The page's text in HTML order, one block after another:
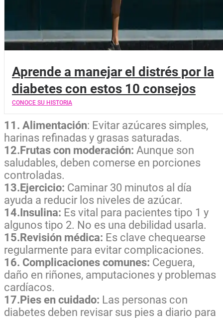
Aprende a manejar el distrés por la
diabetes con estos 10 consejos
CONOCE SU HISTORIA
11. Alimentación: Evitar azúcares simples,
harinas refinadas y grasas saturadas.
12.Frutas con moderación: Aunque son
saludables, deben comerse en porciones
controladas.
13.Ejercicio: Caminar 30 minutos al día
ayuda a reducir los niveles de azúcar.
14.Insulina: Es vital para pacientes tipo 1 y
algunos tipo 2. No es una debilidad usarla.
15.Revisión médica: Es clave chequearse
regularmente para evitar complicaciones.
16. Complicaciones comunes: Ceguera,
daño en riñones, amputaciones y problemas
cardíacos.
17.Pies en cuidado: Las personas con
diabetes deben revisar sus pies a diario para